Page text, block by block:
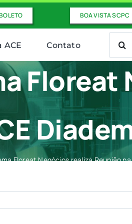
BOA VISTA SCPC
ACE Contato
Buscar
Floreat
Floreat Negócios realiza Reunião na